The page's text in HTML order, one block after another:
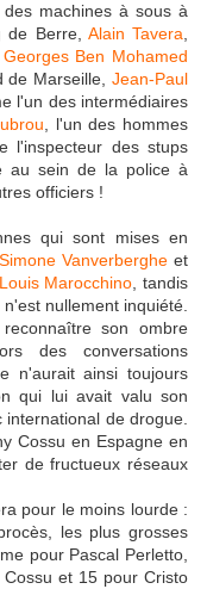
machines à sous à
de Berre, Alain Tavera
Georges Ben Mohamed
Marseille, Jean-Paul
l'un des intermédiaires
, l'un des hommes
l'inspecteur des stups
au sein de la police à
officiers !
qui sont mises en
Simone Vanverbergheet
Marocchino , tandis
nullement inquiété.
son ombre
des conversations
n'aurait ainsi toujours
qui lui avait valu son
de drogue.
Cossu en Espagne en
de fructueux réseaux
pour le moins lourde :
les plus grosses
pour Pascal Perletto,
et 15 pour Cristo